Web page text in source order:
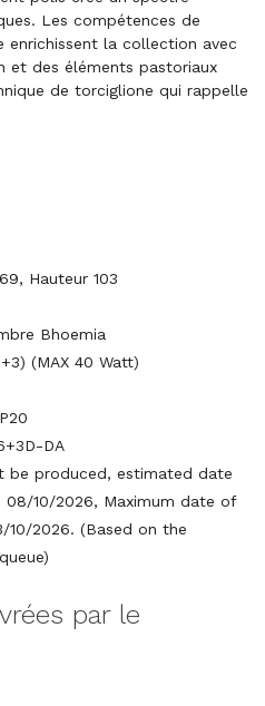
Les compétences de
enrichissent la collection avec
et des éléments pastoriaux
de torciglione qui rappelle
Hauteur 103
Bhoemia
(MAX 40 Watt)
DA
be produced, estimated date
10/2026, Maximum date of
10/2026. (Based on the
par le